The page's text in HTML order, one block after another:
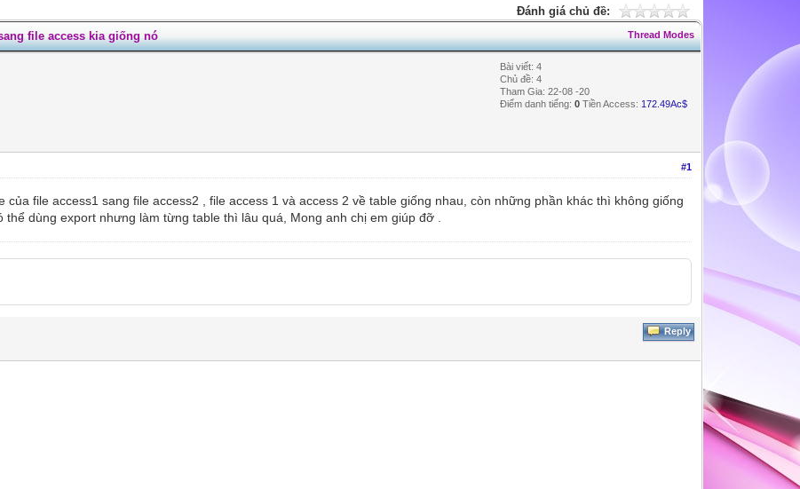
Đánh giá chủ đề:
Thread Modes
file access kia giống nó
Bài viết: 4
Chủ đề: 4
Tham Gia: 22-08 -20
Điểm danh tiếng:0 Tiền Access: 172.49Ac$
#1
file access1 sang file access2 , file access 1 và access 2 về table giống nhau, còn những phần khác thì không giống
dùng export nhưng làm từng table thì lâu quá, Mong anh chị em giúp đỡ .
Reply